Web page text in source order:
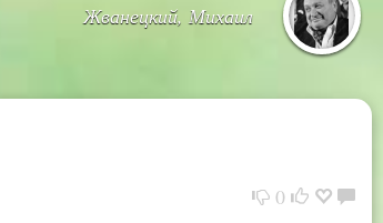
Жванецкий, Михаил
0